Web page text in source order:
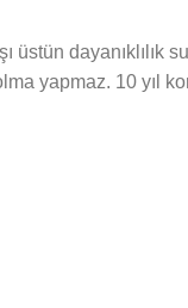
dayanıklılık
yapmaz. 10 yıl